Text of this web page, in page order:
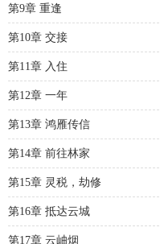
第9章 重逢
第10章 交接
第11章 入住
第12章 一年
第13章 鸿雁传信
第14章 前往林家
第15章 灵税，劫修
第16章 抵达云城
第17章 云岫烟